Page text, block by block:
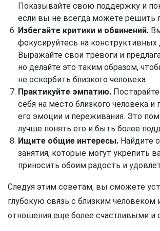
Показывайте свою поддержку и
если вы не всегда можете решить
Избегайте критики и обвинений.
фокусируйтесь на конструктивных
Выражайте свои тревоги и
но делайте это таким образом,
не оскорбить близкого человека.
Практикуйте эмпатию.
себя на место близкого человека и
его эмоции и переживания. Это
лучше понять его и быть более
Ищите общие интересы. Найдите
занятия, которые могут укрепить
приносить обоим радость и
Следуя этим советам, вы сможете
глубокую связь с близким человеком
отношения еще более счастливыми